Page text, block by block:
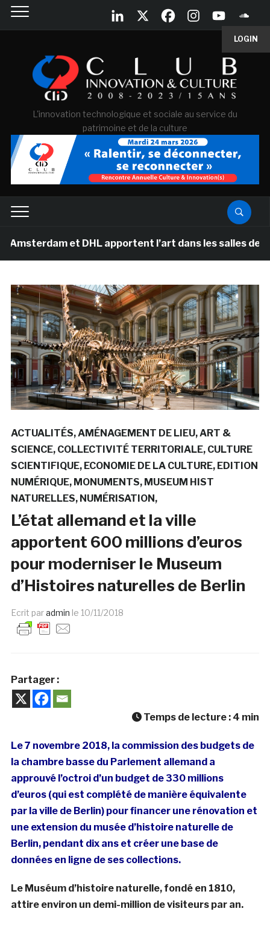
LOGIN
L'innovation technologique et sociale au service du
patrimoine et de la culture
et DHL apportent l’art dans les salles de classe
ACTUALITÉS AMÉNAGEMENT DE LIEU ART &
SCIENCE COLLECTIVITÉ TERRITORIALE CULTURE
SCIENTIFIQUE ECONOMIE DE LA CULTURE EDITION
NUMÉRIQUE MONUMENTS MUSEUM HIST
NATURELLES NUMÉRISATION
L’état allemand et la ville
apportent 600 millions d’euros
pour moderniser le Museum
d’Histoires naturelles de Berlin
Ecrit paradmin le 10/11/2018
Partager :
Temps de lecture : 4 min
Le 7 novembre 2018, la commission des budgets de
la chambre basse du Parlement allemand a
approuvé l’octroi d’un budget de 330 millions
d’euros (qui est complété de manière équivalente
par la ville de Berlin) pour financer une rénovation et
une extension du musée d’histoire naturelle de
Berlin, pendant dix ans et créer une base de
données en ligne de ses collections.
Le Muséum d’histoire naturelle, fondé en 1810,
attire environ un demi-million de visiteurs par an.